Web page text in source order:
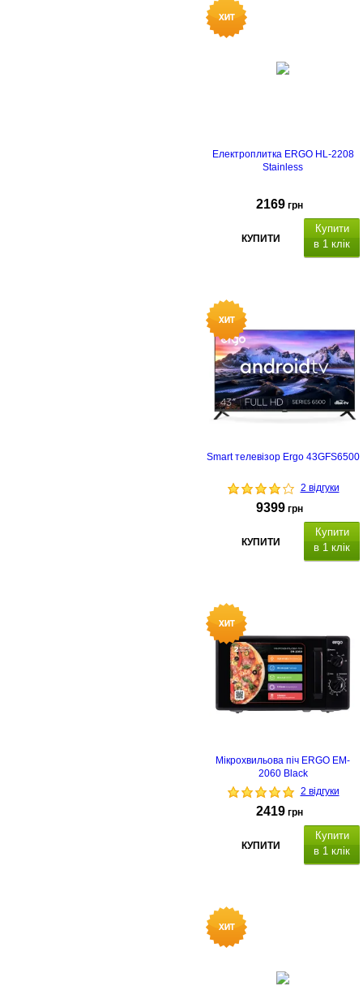
Електроплитка ERGO HL-2208
Stainless
2169 грн
КУПИТИ
Купити
в 1 клік
Smart телевізор Ergo 43GFS6500
2 відгуки
9399 грн
КУПИТИ
Купити
в 1 клік
з підтримкою Smart TV
керуванняголосом та
смартфоном
USB
/T2 тюнер.Енергетична етикетка
Мікрохвильова піч ERGO EM-
2060 Black
2 відгуки
2419 грн
КУПИТИ
Купити
в 1 клік